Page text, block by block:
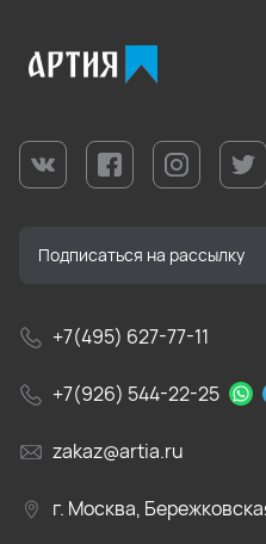
+7(495) 627-77-11
+7(926) 544-22-25
zakaz@artia.ru
г. Москва,